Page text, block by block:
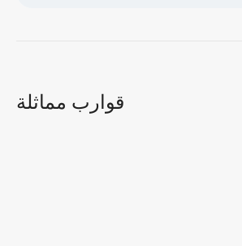
قوارب مماثلة